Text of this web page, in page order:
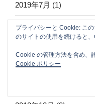
2019年7月 (1)
2019年2月(9)
2018年12月(2)
プライバシーと Cookie: こ
のサイトの使用を続けると
Cookie の管理方法を含め、
Cookie ポリシー